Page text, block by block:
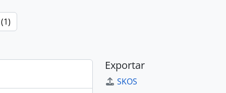
Exportar
SKOS